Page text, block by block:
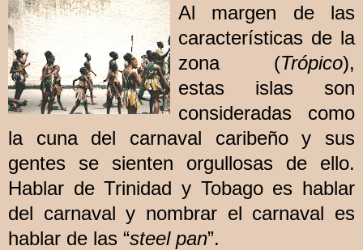
Al margen de las
características de la
zona (Trópico),
estas islas son
consideradas como
la cuna del carnaval caribeño y sus
gentes se sienten orgullosas de ello.
Hablar de Trinidad y Tobago es hablar
del carnaval y nombrar el carnaval es
hablar de las “steel pan”.